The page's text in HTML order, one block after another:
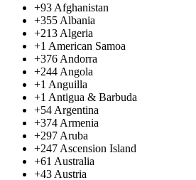
+93 Afghanistan
+355 Albania
+213 Algeria
+1 American Samoa
+376 Andorra
+244 Angola
+1 Anguilla
+1 Antigua & Barbuda
+54 Argentina
+374 Armenia
+297 Aruba
+247 Ascension Island
+61 Australia
+43 Austria